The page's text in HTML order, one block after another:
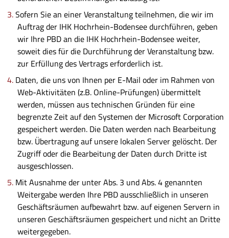
Sofern Sie an einer Veranstaltung teilnehmen, die wir im
Auftrag der IHK Hochrhein-Bodensee durchführen, geben
wir Ihre PBD an die IHK Hochrhein-Bodensee weiter,
soweit dies für die Durchführung der Veranstaltung bzw.
zur Erfüllung des Vertrags erforderlich ist.
Daten, die uns von Ihnen per E-Mail oder im Rahmen von
Web-Aktivitäten (z.B. Online-Prüfungen) übermittelt
werden, müssen aus technischen Gründen für eine
begrenzte Zeit auf den Systemen der Microsoft Corporation
gespeichert werden. Die Daten werden nach Bearbeitung
bzw. Übertragung auf unsere lokalen Server gelöscht. Der
Zugriff oder die Bearbeitung der Daten durch Dritte ist
ausgeschlossen.
Mit Ausnahme der unter Abs. 3 und Abs. 4 genannten
Weitergabe werden Ihre PBD ausschließlich in unseren
Geschäftsräumen aufbewahrt bzw. auf eigenen Servern in
unseren Geschäftsräumen gespeichert und nicht an Dritte
weitergegeben.